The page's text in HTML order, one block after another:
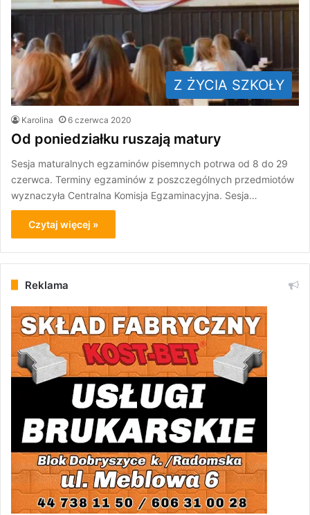
Z ŻYCIA SZKOŁY
Karolina 6 czerwca 2020
Od poniedziałku ruszają matury
Sesja maturalnych egzaminów pisemnych potrwa od 8 do 29
czerwca. Terminy egzaminów z poszczególnych przedmiotów
wyznaczyła Centralna Komisja Egzaminacyjna. Sesja…
Czytaj więcej »
Reklama